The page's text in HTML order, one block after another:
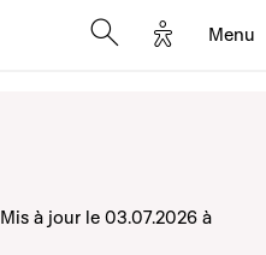
Options
Menu
Mis à jour le 03.07.2026 à